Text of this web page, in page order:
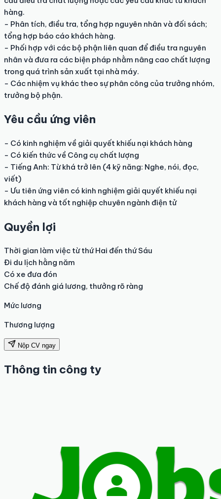
hàng.
- Phân tích, điều tra, tổng hợp nguyên nhân và đối sách;
tổng hợp báo cáo khách hàng.
- Phối hợp với các bộ phận liên quan để điều tra nguyên
nhân và đưa ra các biện pháp nhằm nâng cao chất lượng
trong quá trình sản xuất tại nhà máy.
- Các nhiệm vụ khác theo sự phân công của trưởng nhóm,
trưởng bộ phận.
Yêu cầu ứng viên
- Có kinh nghiệm về giải quyết khiếu nại khách hàng
- Có kiến thức về Công cụ chất lượng
- Tiếng Anh: Từ khá trở lên (4 kỹ năng: Nghe, nói, đọc,
viết)
- Ưu tiên ứng viên có kinh nghiệm giải quyết khiếu nại
khách hàng và tốt nghiệp chuyên ngành điện tử
Quyền lợi
Thời gian làm việc từ thứ Hai đến thứ Sáu
Đi du lịch hằng năm
Có xe đưa đón
Chế độ đánh giá lương, thưởng rõ ràng
Mức lương
Thương lượng
Nộp CV ngay
Thông tin công ty